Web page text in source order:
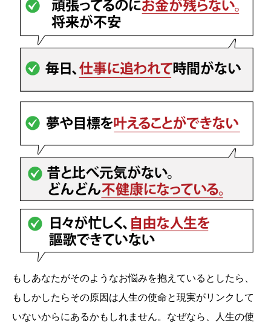
もしあなたがそのようなお悩みを抱えているとしたら、
もしかしたらその原因は人生の使命と現実がリンクして
いないからにあるかもしれません。なぜなら、人生の使